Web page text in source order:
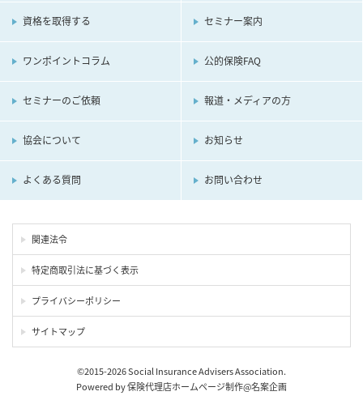
資格を取得する セミナー案内
ワンポイントコラム 公的保険FAQ
セミナーのご依頼 報道・メディアの方
協会について お知らせ
よくある質問 お問い合わせ
関連法令
特定商取引法に基づく表示
プライバシーポリシー
サイトマップ
©2015-2026 Social Insurance Advisers Association.
Powered by保険代理店ホームページ制作@名案企画